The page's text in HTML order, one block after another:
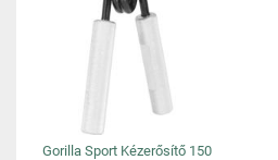
Gorilla Sport Kézerősítő 150